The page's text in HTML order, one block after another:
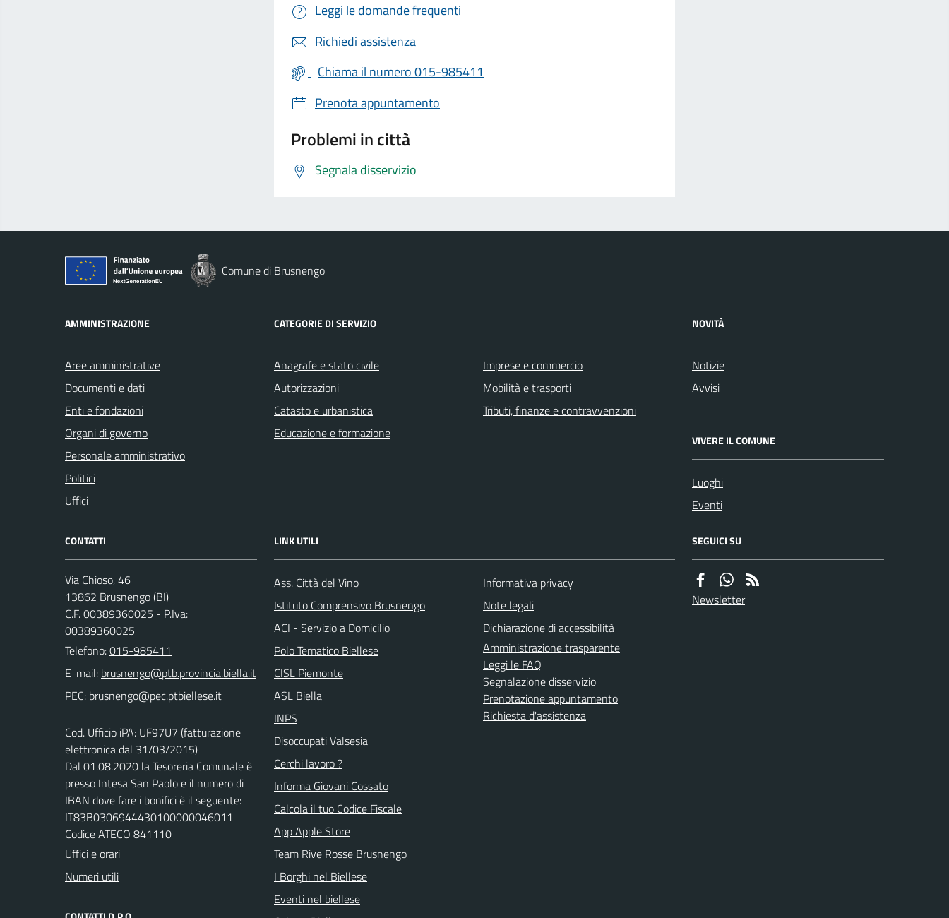
Leggi le domande frequenti
Richiedi assistenza
Chiama il numero 015-985411
Prenota appuntamento
Problemi in città
Segnala disservizio
Comune di Brusnengo
AMMINISTRAZIONE
Aree amministrative
Documenti e dati
Enti e fondazioni
Organi di governo
Personale amministrativo
Politici
Uffici
CATEGORIE DI SERVIZIO
Anagrafe e stato civile
Autorizzazioni
Catasto e urbanistica
Educazione e formazione
Imprese e commercio
Mobilità e trasporti
Tributi, finanze e contravvenzioni
NOVITÀ
Notizie
Avvisi
VIVERE IL COMUNE
Luoghi
Eventi
CONTATTI
Via Chioso, 46
13862 Brusnengo (BI)
C.F. 00389360025 - P.Iva:
00389360025
Telefono:015-985411
E-mail:
PEC:
Cod. Ufficio iPA: UF97U7 (fatturazione
elettronica dal 31/03/2015)
Dal 01.08.2020 la Tesoreria Comunale è
presso Intesa San Paolo e il numero di
IBAN dove fare i bonifici è il seguente:
IT83B0306944430100000046011
Codice ATECO 841110
Uffici e orari
Numeri utili
LINK UTILI
Ass. Città del Vino
Istituto Comprensivo Brusnengo
ACI - Servizio a Domicilio
Polo Tematico Biellese
CISL Piemonte
ASL Biella
INPS
Disoccupati Valsesia
Cerchi lavoro ?
Informa Giovani Cossato
Calcola il tuo Codice Fiscale
App Apple Store
Team Rive Rosse Brusnengo
I Borghi nel Biellese
Eventi nel biellese
Informativa privacy
Note legali
Dichiarazione di accessibilità
Amministrazione trasparente
Leggi le FAQ
Segnalazione disservizio
Prenotazione appuntamento
Richiesta d'assistenza
SEGUICI SU
Newsletter